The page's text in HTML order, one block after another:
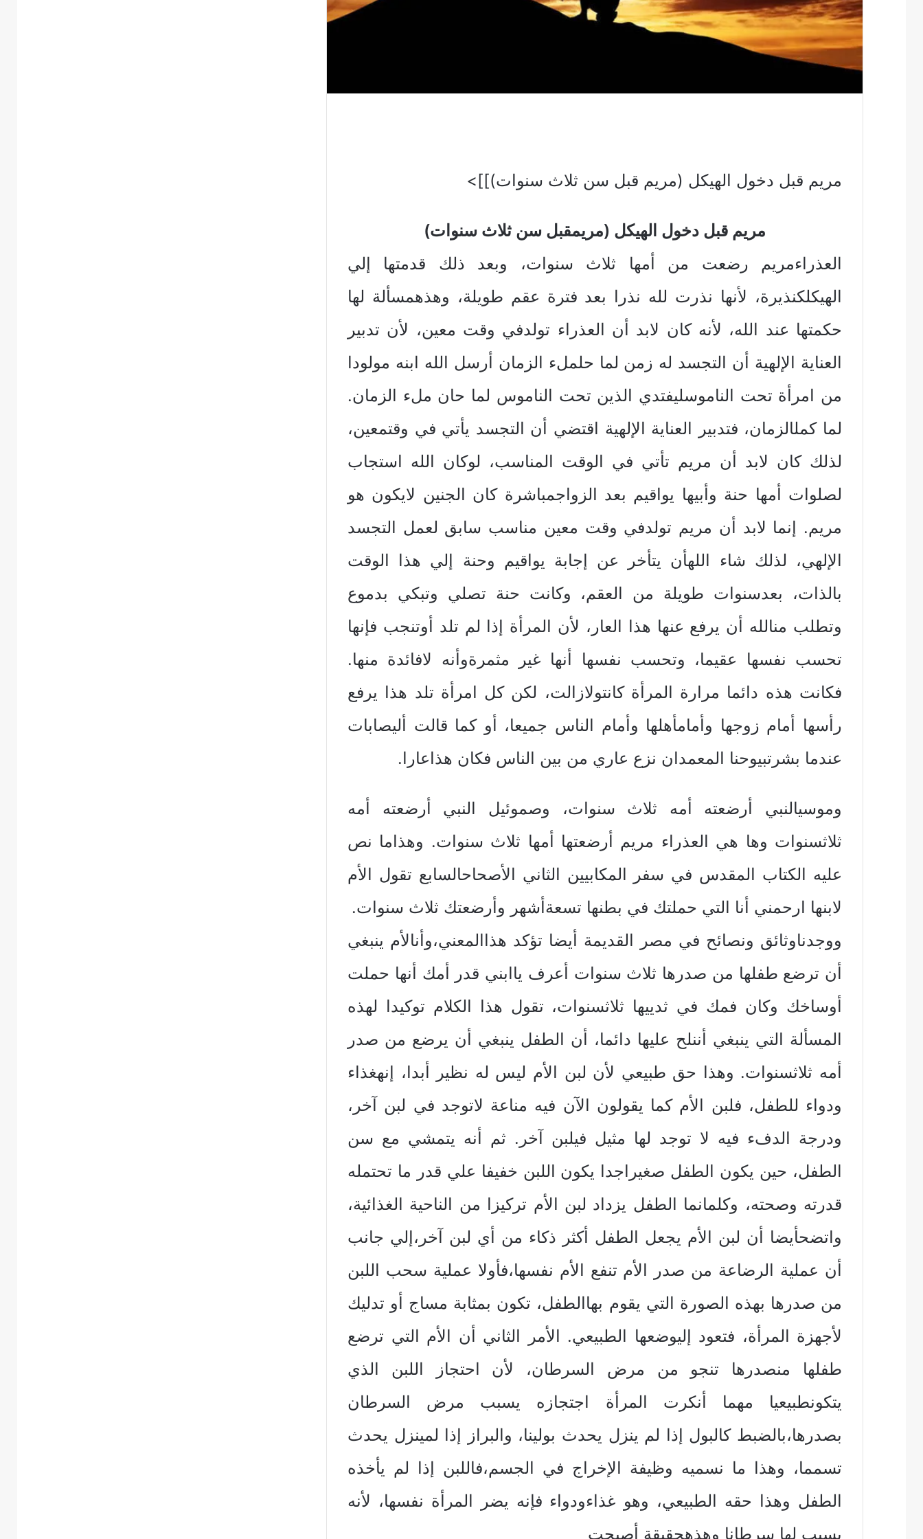
مريم قبل دخول الهيكل (مريم قبل سن ثلاث سنوات)]]>
مريم قبل دخول الهيكل (مريمقبل سن ثلاث سنوات)
العذراء‏‏مريم‏ ‏رضعت‏ ‏من‏ ‏أمها‏ ‏ثلاث‏ ‏سنوات‏، ‏وبعد‏ ‏ذلك‏ ‏قدمتها‏ ‏إلي‏
‏الهيكل‏‏كنذيرة‏، ‏لأنها‏ ‏نذرت‏ ‏لله‏ ‏نذرا‏ ‏بعد‏ ‏فترة‏ ‏عقم‏ ‏طويلة‏، ‏وهذه‏‏مسألة‏ ‏لها‏
‏حكمتها‏ ‏عند‏ ‏الله‏، ‏لأنه‏ ‏كان‏ ‏لابد‏ ‏أن‏ ‏العذراء‏ ‏تولد‏‏في‏ ‏وقت‏ ‏معين‏، ‏لأن‏ ‏تدبير‏
‏العناية‏ ‏الإلهية‏ ‏أن‏ ‏التجسد‏ ‏له‏ ‏زمن لما‏ ‏حل‏‏ملء‏ ‏الزمان‏ ‏أرسل‏ ‏الله‏ ‏ابنه‏ ‏مولودا‏
‏من‏ ‏امرأة‏ ‏تحت‏ ‏الناموس‏‏ليفتدي‏ ‏الذين‏ ‏تحت‏ ‏الناموس لما‏ ‏حان‏ ‏ملء‏ ‏الزمان‏.
‏لما‏ ‏كمل‏‏الزمان‏، ‏فتدبير‏ ‏العناية‏ ‏الإلهية‏ ‏اقتضي‏ ‏أن‏ ‏التجسد‏ ‏يأتي‏ ‏في‏ ‏وقت‏‏معين‏،
‏لذلك‏ ‏كان‏ ‏لابد‏ ‏أن‏ ‏مريم‏ ‏تأتي‏ ‏في‏ ‏الوقت‏ ‏المناسب‏، ‏لو‏‏كان‏ ‏الله‏ ‏استجاب‏
‏لصلوات‏ ‏أمها‏ ‏حنة‏ ‏وأبيها‏ ‏يواقيم‏ ‏بعد‏ ‏الزواج‏‏مباشرة‏ ‏كان‏ ‏الجنين‏ ‏لايكون‏ ‏هو‏
‏مريم‏. ‏إنما‏ ‏لابد‏ ‏أن‏ ‏مريم‏ ‏تولد‏‏في‏ ‏وقت‏ ‏معين‏ ‏مناسب‏ ‏سابق‏ ‏لعمل‏ ‏التجسد‏
‏الإلهي‏، ‏لذلك‏ ‏شاء‏ ‏الله‏‏أن‏ ‏يتأخر‏ ‏عن‏ ‏إجابة‏ ‏يواقيم‏ ‏وحنة‏ ‏إلي‏ ‏هذا‏ ‏الوقت‏
‏بالذات‏، ‏بعد‏‏سنوات‏ ‏طويلة‏ ‏من‏ ‏العقم‏، ‏وكانت‏ ‏حنة‏ ‏تصلي‏ ‏وتبكي‏ ‏بدموع‏
‏وتطلب‏ ‏من‏‏الله‏ ‏أن‏ ‏يرفع‏ ‏عنها‏ ‏هذا‏ ‏العار‏، ‏لأن‏ ‏المرأة‏ ‏إذا‏ ‏لم‏ ‏تلد‏ ‏أو‏‏تنجب‏ ‏فإنها‏
‏تحسب‏ ‏نفسها‏ ‏عقيما‏، ‏وتحسب‏ ‏نفسها‏ ‏أنها‏ ‏غير‏ ‏مثمرة‏‏وأنه‏ ‏لافائدة‏ ‏منها‏.
‏فكانت‏ ‏هذه‏ ‏دائما‏ ‏مرارة‏ ‏المرأة‏ ‏كانت‏‏ولازالت‏، ‏لكن‏ ‏كل‏ ‏امرأة‏ ‏تلد‏ ‏هذا‏ ‏يرفع‏
‏رأسها‏ ‏أمام‏ ‏زوجها‏ ‏وأمام‏‏أهلها‏ ‏وأمام‏ ‏الناس‏ ‏جميعا‏، ‏أو‏ ‏كما‏ ‏قالت‏ ‏أليصابات‏
‏عندما‏ ‏بشرت‏‏بيوحنا‏ ‏المعمدان نزع‏ ‏عاري‏ ‏من‏ ‏بين‏ ‏الناس فكان‏ ‏هذا‏‏عارا‏. ‏
وموسي‏‏النبي‏ ‏أرضعته‏ ‏أمه‏ ‏ثلاث‏ ‏سنوات‏، ‏وصموئيل‏ ‏النبي‏ ‏أرضعته‏ ‏أمه‏
‏ثلاث‏‏سنوات‏ ‏وها‏ ‏هي‏ ‏العذراء‏ ‏مريم‏ ‏أرضعتها‏ ‏أمها‏ ‏ثلاث‏ ‏سنوات‏. ‏وهذا‏‏ما‏ ‏نص‏
‏عليه‏ ‏الكتاب‏ ‏المقدس‏ ‏في‏ ‏سفر‏ ‏المكابيين‏ ‏الثاني‏ ‏الأصحاح‏‏السابع‏ ‏تقول‏ ‏الأم‏
‏لابنها ارحمني‏ ‏أنا‏ ‏التي‏ ‏حملتك‏ ‏في‏ ‏بطنها‏ ‏تسعة‏‏أشهر‏ ‏وأرضعتك‏ ‏ثلاث‏ ‏سنوات‏.
‏ووجدنا‏‏وثائق‏ ‏ونصائح في‏ ‏مصر‏ ‏القديمة‏ ‏أيضا‏ ‏تؤكد‏ ‏هذا‏‏المعني‏،‏وأن‏‏الأم‏ ‏ينبغي‏
‏أن‏ ‏ترضع‏ ‏طفلها‏ ‏من‏ ‏صدرها‏ ‏ثلاث‏ ‏سنوات أعرف‏ ‏يا‏‏ابني‏ ‏قدر‏ ‏أمك‏ ‏أنها‏ ‏حملت‏
‏أوساخك‏ ‏وكان‏ ‏فمك‏ ‏في‏ ‏ثدييها‏ ‏ثلاث‏‏سنوات‏، ‏تقول‏ ‏هذا‏ ‏الكلام‏ ‏توكيدا‏ ‏لهذه‏
‏المسألة‏ ‏التي‏ ‏ينبغي‏ ‏أن‏‏نلح‏ ‏عليها‏ ‏دائما‏، ‏أن‏ ‏الطفل‏ ‏ينبغي‏ ‏أن‏ ‏يرضع‏ ‏من‏ ‏صدر‏
‏أمه‏ ‏ثلاث‏‏سنوات‏. ‏وهذا‏ ‏حق‏ ‏طبيعي‏ ‏لأن‏ ‏لبن‏ ‏الأم‏ ‏ليس‏ ‏له‏ ‏نظير‏ ‏أبدا‏، ‏إنه‏‏غذاء‏
‏ودواء‏ ‏للطفل‏، ‏فلبن‏ ‏الأم‏ ‏كما‏ ‏يقولون‏ ‏الآن‏ ‏فيه‏ ‏مناعة‏ ‏لا‏‏توجد‏ ‏في‏ ‏لبن‏ ‏آخر‏،
‏ودرجة‏ ‏الدفء‏ ‏فيه‏ ‏لا‏ ‏توجد‏ ‏لها‏ ‏مثيل‏ ‏في‏‏لبن‏ ‏آخر‏. ‏ثم‏ ‏أنه‏ ‏يتمشي‏ ‏مع‏ ‏سن‏
‏الطفل‏، ‏حين‏ ‏يكون‏ ‏الطفل‏ ‏صغيرا‏‏جدا‏ ‏يكون‏ ‏اللبن‏ ‏خفيفا‏ ‏علي‏ ‏قدر‏ ‏ما‏ ‏تحتمله‏
‏قدرته‏ ‏وصحته‏، ‏وكلما‏‏نما‏ ‏الطفل‏ ‏يزداد‏ ‏لبن‏ ‏الأم‏ ‏تركيزا‏ ‏من‏ ‏الناحية‏ ‏الغذائية‏،
‏واتضح‏‏أيضا‏ ‏أن‏ ‏لبن‏ ‏الأم‏ ‏يجعل‏ ‏الطفل‏ ‏أكثر‏ ‏ذكاء‏ ‏من‏ ‏أي‏ ‏لبن‏ ‏آخر‏،‏إلي‏ ‏جانب‏
‏أن‏ ‏عملية‏ ‏الرضاعة‏ ‏من‏ ‏صدر‏ ‏الأم‏ ‏تنفع‏ ‏الأم‏ ‏نفسها‏،‏فأولا‏ ‏عملية‏ ‏سحب‏ ‏اللبن‏
‏من‏ ‏صدرها‏ ‏بهذه‏ ‏الصورة‏ ‏التي‏ ‏يقوم‏ ‏بها‏‏الطفل‏، ‏تكون‏ ‏بمثابة‏ ‏مساج‏ ‏أو‏ ‏تدليك‏
‏لأجهزة‏ ‏المرأة‏، ‏فتعود‏ ‏إلي‏‏وضعها‏ ‏الطبيعي‏. ‏الأمر‏ ‏الثاني‏ ‏أن‏ ‏الأم‏ ‏التي‏ ‏ترضع‏
‏طفلها‏ ‏من‏‏صدرها‏ ‏تنجو‏ ‏من‏ ‏مرض‏ ‏السرطان‏، ‏لأن‏ ‏احتجاز‏ ‏اللبن‏ ‏الذي‏
‏يتكون‏‏طبيعيا‏ ‏مهما‏ ‏أنكرت‏ ‏المرأة‏ ‏اجتجازه‏ ‏يسبب‏ ‏مرض‏ ‏السرطان‏
‏بصدرها‏،‏بالضبط‏ ‏كالبول‏ ‏إذا‏ ‏لم‏ ‏ينزل‏ ‏يحدث‏ ‏بولينا‏، ‏والبراز‏ ‏إذا‏ ‏لم‏‏ينزل‏ ‏يحدث‏
‏تسمما‏، ‏وهذا‏ ‏ما‏ ‏نسميه‏ ‏وظيفة‏ ‏الإخراج‏ ‏في‏ ‏الجسم‏،‏فاللبن‏ ‏إذا‏ ‏لم‏ ‏يأخذه‏
‏الطفل‏ ‏وهذا‏ ‏حقه‏ ‏الطبيعي‏، ‏وهو‏ ‏غذاء‏‏ودواء‏ ‏فإنه‏ ‏يضر‏ ‏المرأة‏ ‏نفسها‏، ‏لأنه‏
‏يسبب‏ ‏لها‏ ‏سرطانا‏ ‏وهذه‏‏حقيقة‏ ‏أصبحت‏ ‏